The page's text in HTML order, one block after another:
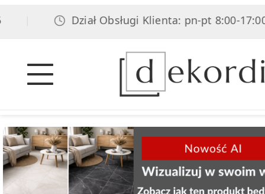
Dział Obsługi Klienta: pn-pt 8:00-17:00,